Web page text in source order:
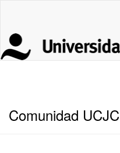
Comunidad UCJC